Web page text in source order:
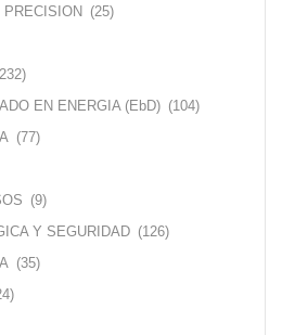
PRECISION (25)
EN ENERGIA (EbD) (104)
(77)
(9)
Y SEGURIDAD (126)
(35)